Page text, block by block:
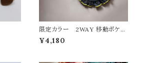
限定カラー 2WAY 移動ポケッ
ト
¥4,180